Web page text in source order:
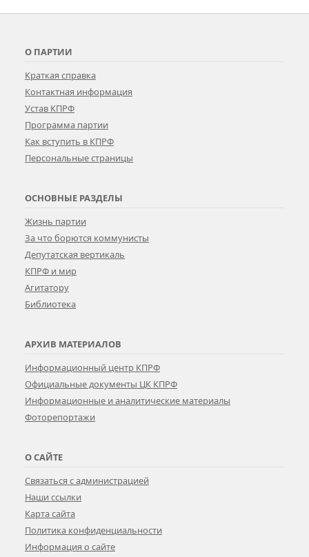
О ПАРТИИ
Краткая справка
Контактная информация
Устав КПРФ
Программа партии
Как вступить в КПРФ
Персональные страницы
ОСНОВНЫЕ РАЗДЕЛЫ
Жизнь партии
За что борются коммунисты
Депутатская вертикаль
КПРФ и мир
Агитатору
Библиотека
АРХИВ МАТЕРИАЛОВ
Информационный центр КПРФ
Официальные документы ЦК КПРФ
Информационные и аналитические материалы
Фоторепортажи
О САЙТЕ
Связаться с администрацией
Наши ссылки
Карта сайта
Политика конфиденциальности
Информация о сайте